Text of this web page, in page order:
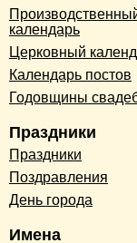
календарь
Церковный
Календарь постов
Годовщины
Праздники
Праздники
Поздравления
День города
Имена